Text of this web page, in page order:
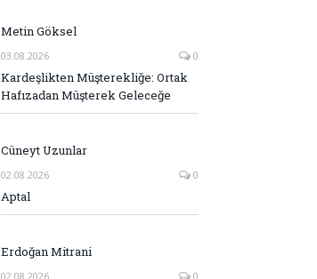
Metin Göksel
03.08.2026 0
Kardeşlikten Müşterekliğe: Ortak
Hafızadan Müşterek Geleceğe
Cüneyt Uzunlar
02.08.2026 0
Aptal
Erdoğan Mitrani
02.08.2026 0